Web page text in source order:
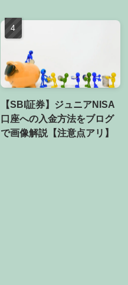
【SBI証券】ジュニアNISA
口座への入金方法をブログ
で画像解説【注意点アリ】